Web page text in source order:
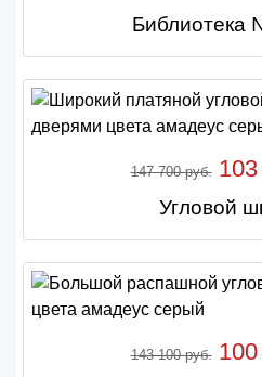
Библиотека
147 700 руб.103
Угловой
143 100 руб.100